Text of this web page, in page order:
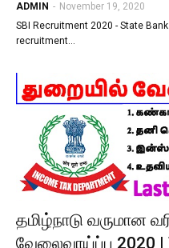
ADMIN - November 19, 2020
SBI Recruitment 2020 - State
recruitment…
தமிழ்நாடு வருமான​
வேலைவாய்ப்பு 2020 |